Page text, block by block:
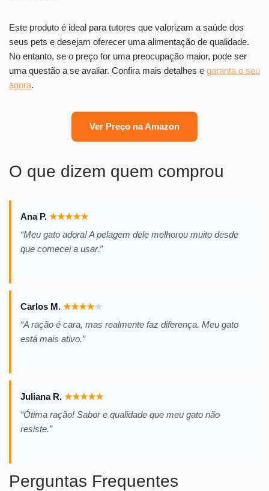
Este produto é ideal para tutores que valorizam a saúde dos
seus pets e desejam oferecer uma alimentação de qualidade.
No entanto, se o preço for uma preocupação maior, pode ser
uma questão a se avaliar. Confira mais detalhes e garanta o seu
agora.
Ver Preço na Amazon
O que dizem quem comprou
Ana P. ★★★★★
“Meu gato adora! A pelagem dele melhorou muito desde
que comecei a usar.”
Carlos M. ★★★★★
“A ração é cara, mas realmente faz diferença. Meu gato
está mais ativo.”
Juliana R. ★★★★★
“Ótima ração! Sabor e qualidade que meu gato não
resiste.”
Perguntas Frequentes